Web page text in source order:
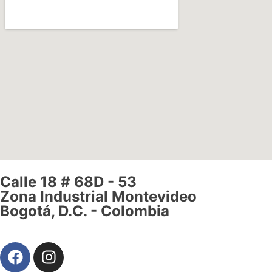
Calle 18 # 68D - 53
Zona Industrial Montevideo
Bogotá, D.C. - Colombia